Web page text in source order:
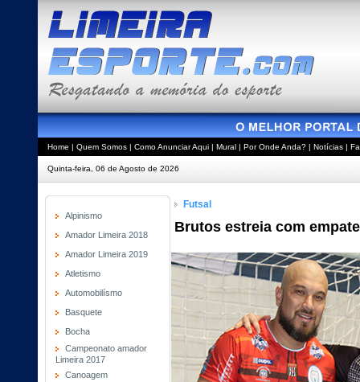
Home | Quem Somos | Como Anunciar Aqui | Mural | Por Onde Anda? | Notícias |
Quinta-feira, 06 de Agosto de 2026
Alpinismo
Amador Limeira 2018
Amador Limeira 2019
Atletismo
Automobilísmo
Basquete
Bocha
Campeonato amador
Limeira 2017
Canoagem
Futsal
Brutos estreia com